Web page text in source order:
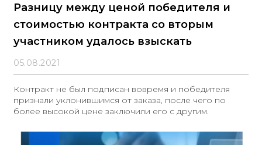
Разницу между ценой победителя и
стоимостью контракта со вторым
участником удалось взыскать
05.08.2021
Контракт не был подписан вовремя и победителя
признали уклонившимся от заказа, после чего по
более высокой цене заключили его с другим.